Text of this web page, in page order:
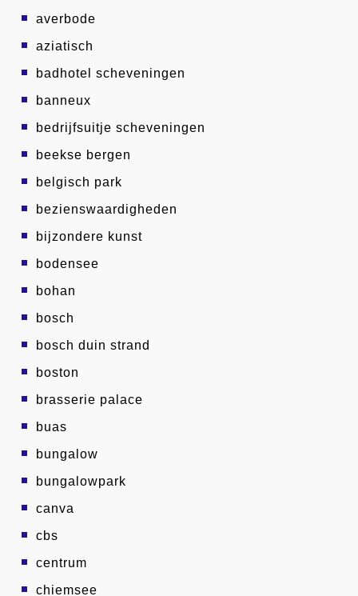
averbode
aziatisch
badhotel scheveningen
banneux
bedrijfsuitje scheveningen
beekse bergen
belgisch park
bezienswaardigheden
bijzondere kunst
bodensee
bohan
bosch
bosch duin strand
boston
brasserie palace
buas
bungalow
bungalowpark
canva
cbs
centrum
chiemsee